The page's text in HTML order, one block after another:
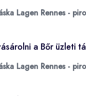
Lagen Rennes -
a Bőr üzleti
Lagen Rennes -